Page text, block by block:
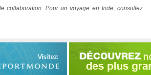
collaboration. Pour un voyage en Inde, consultez